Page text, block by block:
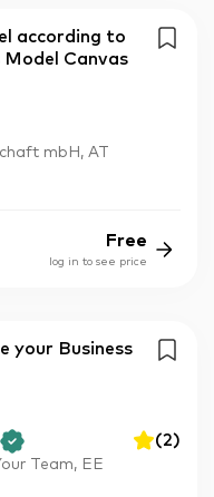
according to
Canvas
mbH, AT
Free
log in to see price
your Business
(2)
Team, EE